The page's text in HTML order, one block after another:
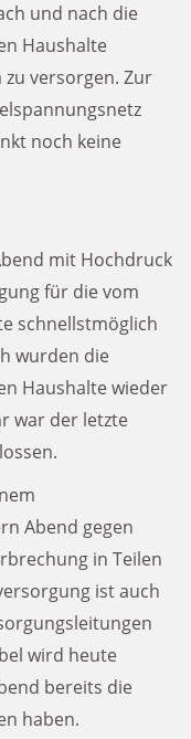
und nach die
Haushalte
versorgen. Zur
noch keine
mit Hochdruck
für die vom
schnellstmöglich
wurden die
Haushalte wieder
war der letzte
Abend gegen
in Teilen
ist auch
wird heute
bereits die
haben.